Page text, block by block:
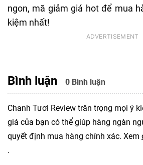
ngon, mã giảm giá hot để mua
kiệm nhất!
Bình luận 0 Bình luận
Chanh Tươi Review trân trọng mọi ý
giá của bạn có thể giúp hàng ngàn
quyết định mua hàng chính xác. Xem
.